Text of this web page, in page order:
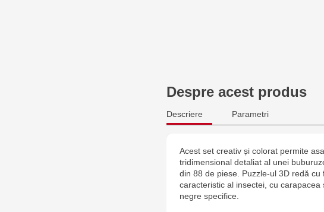
Despre acest produs
Descriere Parametri
Acest set creativ și colorat permite
tridimensional detaliat al unei
din 88 de piese. Puzzle-ul 3D redă cu
caracteristic al insectei, cu carapacea
negre specifice.